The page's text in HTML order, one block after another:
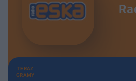
TERAZ
GRAMY